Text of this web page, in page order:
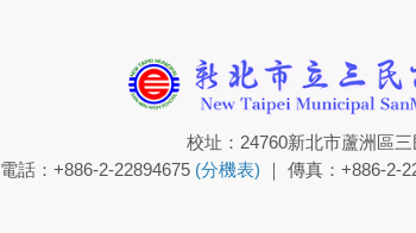
校址：24760新北市蘆洲區三
電話：+886-2-22894675 (分機表) ｜ 傳真：+886-2-